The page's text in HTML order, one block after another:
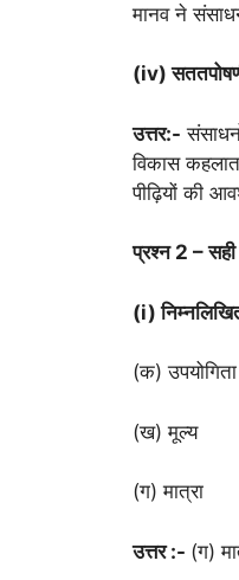
मानव ने
(iv)
उत्तर:-
विकास
पीढ़ियों की
प्रश्न 2 – सही
(i)
(क) उपयोगिता
(ख) मूल्य
(ग) मात्रा
उत्तर :- (ग)